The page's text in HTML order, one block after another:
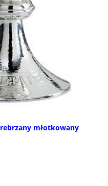
młotkowany